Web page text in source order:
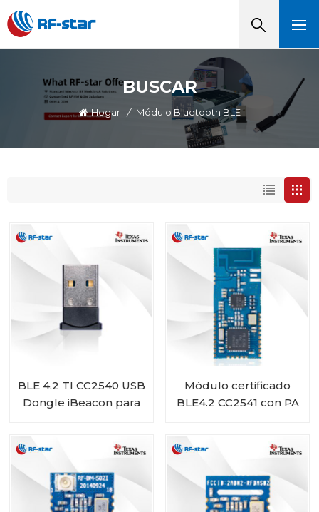
BUSCAR
Hogar / Módulo Bluetooth BLE
BLE 4.2 TI CC2540 USB
Dongle iBeacon para
Módulo certificado
BLE4.2 CC2541 con PA